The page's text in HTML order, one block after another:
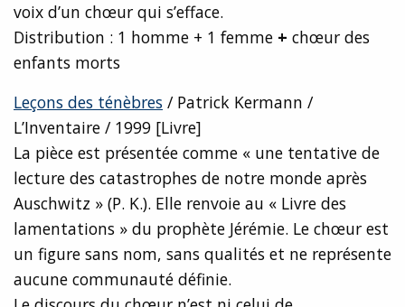
voix d’un chœur qui s’efface.
Distribution : 1 homme + 1 femme + chœur des
enfants morts
Leçons des ténèbres / Patrick Kermann /
L’Inventaire / 1999 [Livre]
La pièce est présentée comme « une tentative de
lecture des catastrophes de notre monde après
Auschwitz » (P. K.). Elle renvoie au « Livre des
lamentations » du prophète Jérémie. Le chœur est
un figure sans nom, sans qualités et ne représente
aucune communauté définie.